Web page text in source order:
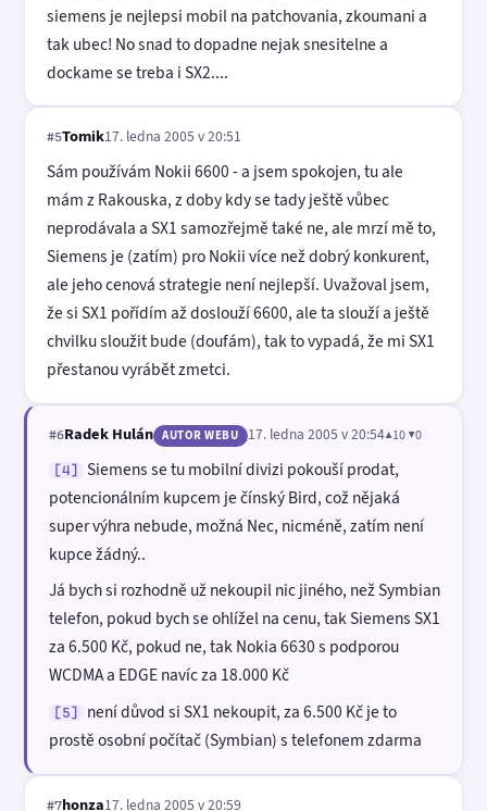
siemens je nejlepsi mobil na patchovania, zkoumani a
tak ubec! No snad to dopadne nejak snesitelne a
dockame se treba i SX2....
#5Tomik17. ledna 2005 v 20:51
Sám používám Nokii 6600 - a jsem spokojen, tu ale
mám z Rakouska, z doby kdy se tady ještě vůbec
neprodávala a SX1 samozřejmě také ne, ale mrzí mě to,
Siemens je (zatím) pro Nokii více než dobrý konkurent,
ale jeho cenová strategie není nejlepší. Uvažoval jsem,
že si SX1 pořídím až doslouží 6600, ale ta slouží a ještě
chvilku sloužit bude (doufám), tak to vypadá, že mi SX1
přestanou vyrábět zmetci.
#6Radek Hulán AUTOR WEBU 17. ledna 2005 v 20:54▲10 ▼0
[4]
Siemens se tu mobilní divizi pokouší prodat,
potencionálním kupcem je čínský Bird, což nějaká
super výhra nebude, možná Nec, nicméně, zatím není
kupce žádný..
Já bych si rozhodně už nekoupil nic jiného, než Symbian
telefon, pokud bych se ohlížel na cenu, tak Siemens SX1
za 6.500 Kč, pokud ne, tak Nokia 6630 s podporou
WCDMA a EDGE navíc za 18.000 Kč
[5]
není důvod si SX1 nekoupit, za 6.500 Kč je to
prostě osobní počítač (Symbian) s telefonem zdarma
#7honza17. ledna 2005 v 20:59